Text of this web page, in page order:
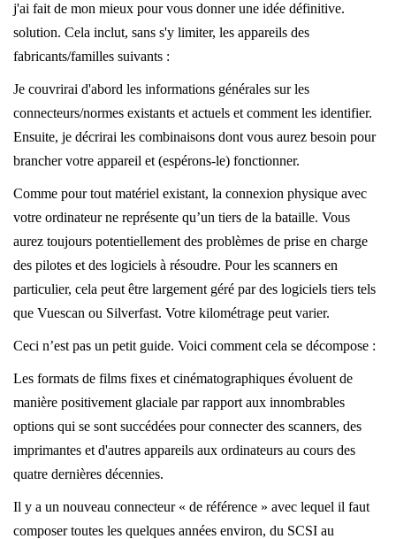
j'ai fait de mon mieux pour vous donner une idée définitive.
solution. Cela inclut, sans s'y limiter, les appareils des
fabricants/familles suivants :
Je couvrirai d'abord les informations générales sur les
connecteurs/normes existants et actuels et comment les identifier.
Ensuite, je décrirai les combinaisons dont vous aurez besoin pour
brancher votre appareil et (espérons-le) fonctionner.
Comme pour tout matériel existant, la connexion physique avec
votre ordinateur ne représente qu’un tiers de la bataille. Vous
aurez toujours potentiellement des problèmes de prise en charge
des pilotes et des logiciels à résoudre. Pour les scanners en
particulier, cela peut être largement géré par des logiciels tiers tels
que Vuescan ou Silverfast. Votre kilométrage peut varier.
Ceci n’est pas un petit guide. Voici comment cela se décompose :
Les formats de films fixes et cinématographiques évoluent de
manière positivement glaciale par rapport aux innombrables
options qui se sont succédées pour connecter des scanners, des
imprimantes et d'autres appareils aux ordinateurs au cours des
quatre dernières décennies.
Il y a un nouveau connecteur « de référence » avec lequel il faut
composer toutes les quelques années environ, du SCSI au